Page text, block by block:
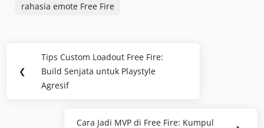
rahasia emote Free Fire
navigation
❮
Previous
Post:
Tips Custom Loadout Free Fire:
Build Senjata untuk Playstyle
Agresif
Cara Jadi MVP di Free Fire: Kumpul